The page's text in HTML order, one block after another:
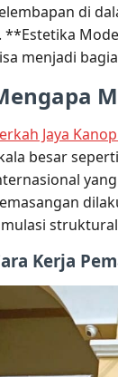
di
**Estetika
menjadi
Jaya
besar seperti
Kerja